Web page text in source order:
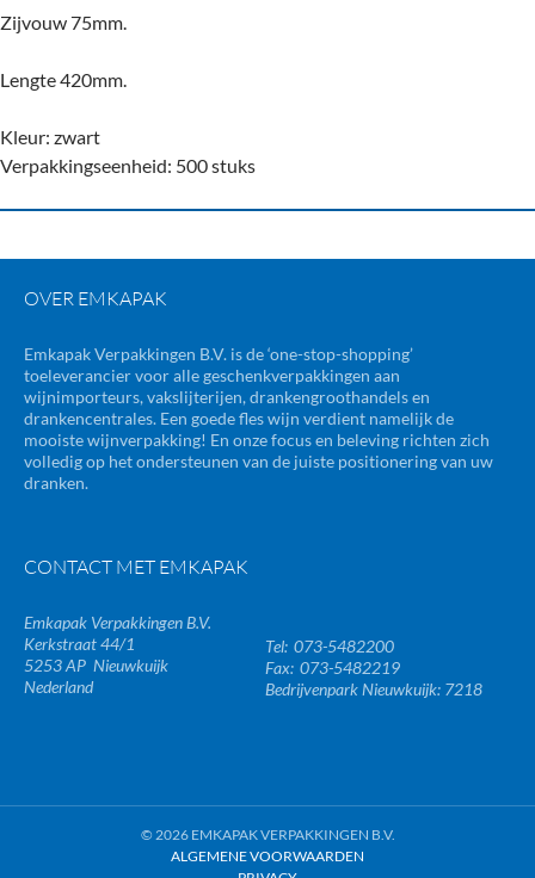
Zijvouw 75mm.
Lengte 420mm.
Kleur: zwart
Verpakkingseenheid: 500 stuks
OVER EMKAPAK
Emkapak Verpakkingen B.V. is de ‘one-stop-shopping’
toeleverancier voor alle geschenkverpakkingen aan
wijnimporteurs, vakslijterijen, drankengroothandels en
drankencentrales. Een goede fles wijn verdient namelijk de
mooiste wijnverpakking! En onze focus en beleving richten zich
volledig op het ondersteunen van de juiste positionering van uw
dranken.
CONTACT MET EMKAPAK
Emkapak Verpakkingen B.V.
Kerkstraat 44/1
5253 AP Nieuwkuijk
Nederland
073-5482200
073-5482219
Bedrijvenpark Nieuwkuijk: 7218
© 2026 EMKAPAK VERPAKKINGEN B.V.
ALGEMENE VOORWAARDEN